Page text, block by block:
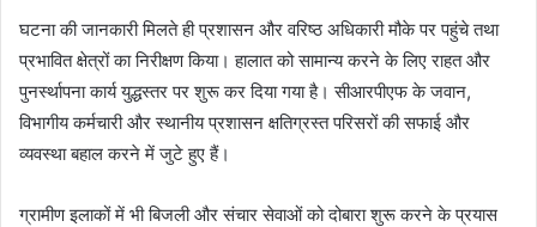
घटना की जानकारी मिलते ही प्रशासन और वरिष्ठ अधिकारी मौके पर पहुंचे तथा
प्रभावित क्षेत्रों का निरीक्षण किया। हालात को सामान्य करने के लिए राहत और
पुनर्स्थापना कार्य युद्धस्तर पर शुरू कर दिया गया है। सीआरपीएफ के जवान,
विभागीय कर्मचारी और स्थानीय प्रशासन क्षतिग्रस्त परिसरों की सफाई और
व्यवस्था बहाल करने में जुटे हुए हैं।
ग्रामीण इलाकों में भी बिजली और संचार सेवाओं को दोबारा शुरू करने के प्रयास